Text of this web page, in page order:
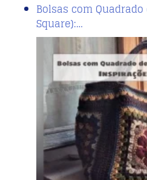
Bolsas com
Square):…